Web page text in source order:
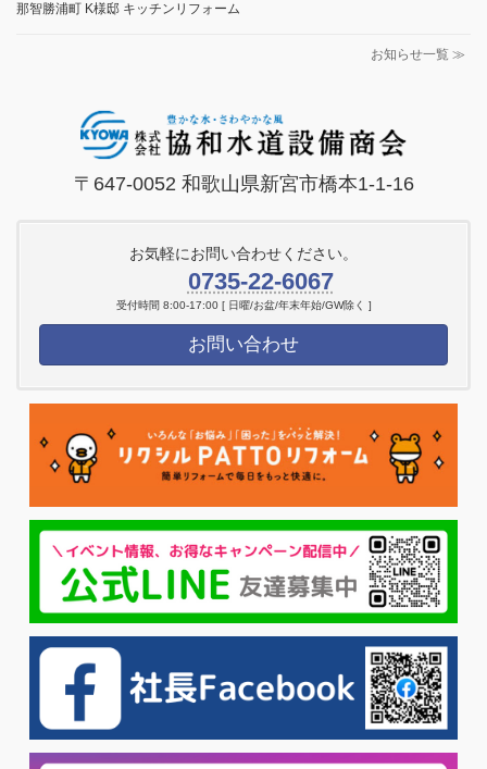
那智勝浦町 K様邸 キッチンリフォーム
お知らせ一覧 ≫
〒647-0052 和歌山県新宮市橋本1-1-16
お気軽にお問い合わせください。
0735-22-6067
受付時間 8:00-17:00 [ 日曜/お盆/年末年始/GW除く ]
お問い合わせ